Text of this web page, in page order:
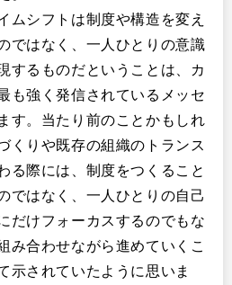
ムシフトは制度や構造を変え
ではなく、一人ひとりの意識
するものだということは、カ
も強く発信されているメッセ
す。当たり前のことかもしれ
くりや既存の組織のトランス
る際には、制度をつくること
ではなく、一人ひとりの自己
だけフォーカスするのでもな
み合わせながら進めていくこ
示されていたように思いま